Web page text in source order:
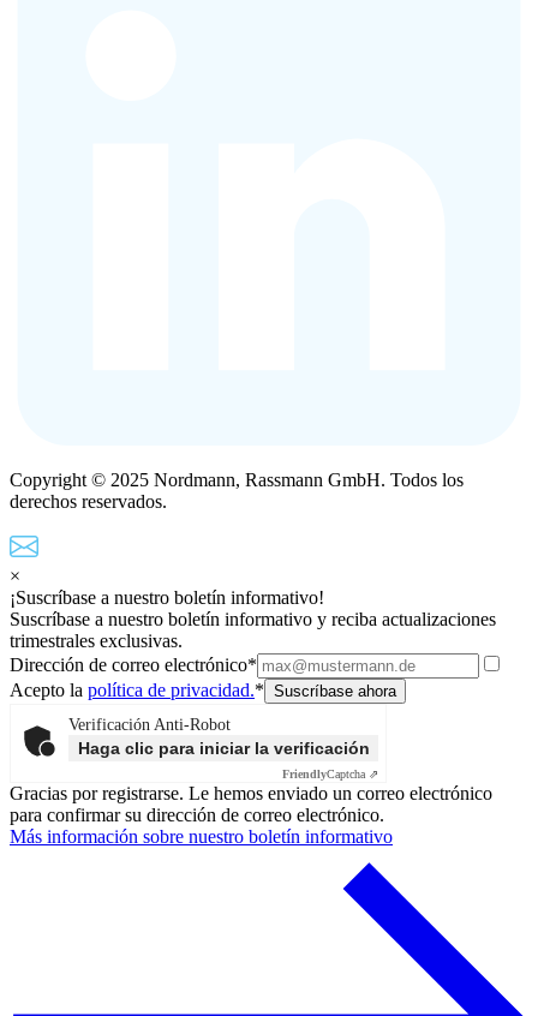
Copyright © 2025 Nordmann, Rassmann GmbH. Todos los
derechos reservados.
×
¡Suscríbase a nuestro boletín informativo!
Suscríbase a nuestro boletín informativo y reciba actualizaciones
trimestrales exclusivas.
Dirección de correo electrónico*
Acepto la política de privacidad.*
Verificación Anti-Robot
Haga clic para iniciar la verificación
FriendlyCaptcha ⇗
Gracias por registrarse. Le hemos enviado un correo electrónico
para confirmar su dirección de correo electrónico.
Más información sobre nuestro boletín informativo